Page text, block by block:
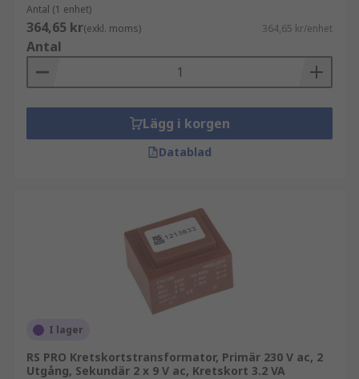
Antal (1 enhet)
364,65 kr(exkl. moms) 364,65 kr/enhet
Antal
Lägg i korgen
Datablad
I lager
RS PRO Kretskortstransformator, Primär 230 V ac, 2
Utgång, Sekundär 2 x 9 V ac, Kretskort 3.2 VA